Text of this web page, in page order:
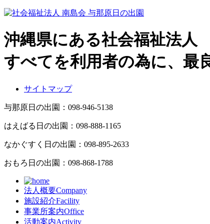
沖縄県にある社会福祉法
すべてを利用者の為に、最
サイトマップ
与那原日の出園： 098-946-5138
はえばる日の出園： 098-888-1165
なかぐすく日の出園： 098-895-2633
おもろ日の出園： 098-868-1788
法人概要Company
施設紹介Facility
事業所案内Office
活動案内Activity